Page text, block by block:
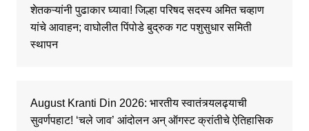
शेतकऱ्यांनी पुढाकार घ्यावा! जिल्हा परिषद सदस्य अमित चव्हाण
यांचे आवाहन; वाघोलीत पिंपोडे बुद्रुक गट पशुसुधार समिती
स्थापन
August Kranti Din 2026: भारतीय स्वातंत्र्यलढ्याची
सुवर्णपहाट! ‘चले जाव’ आंदोलन अन् ऑगस्ट क्रांतीचे ऐतिहासिक